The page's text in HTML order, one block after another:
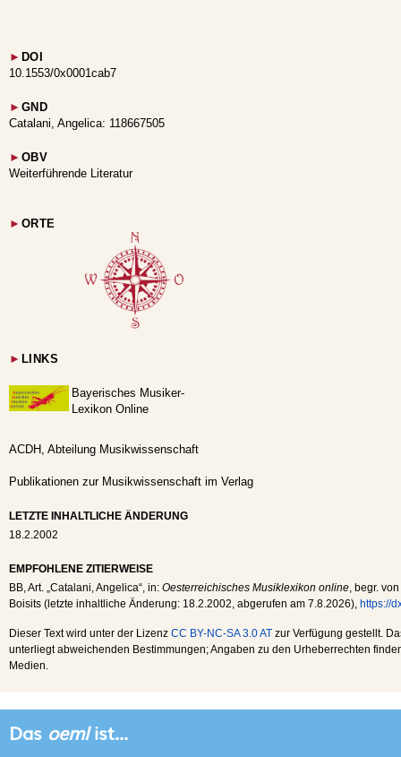
► DOI
10.1553/0x0001cab7
► GND
Catalani, Angelica: 118667505
► OBV
Weiterführende Literatur
► ORTE
► LINKS
Bayerisches Musiker-
Lexikon Online
ACDH, Abteilung Musikwissenschaft
Publikationen zur Musikwissenschaft im Verlag
LETZTE INHALTLICHE ÄNDERUNG
18.2.2002
EMPFOHLENE ZITIERWEISE
BB , Art. „Catalani, Angelica“, in: Oesterreichisches Musiklexikon online , begr.
Boisits (letzte inhaltliche Änderung: 18.2.2002 , abgerufen am 7.8.2026), https://
Dieser Text wird unter der Lizenz CC BY-NC-SA 3.0 AT zur Verfügung gestellt.
unterliegt abweichenden Bestimmungen; Angaben zu den Urheberrechten
Medien.
Das oemlist...